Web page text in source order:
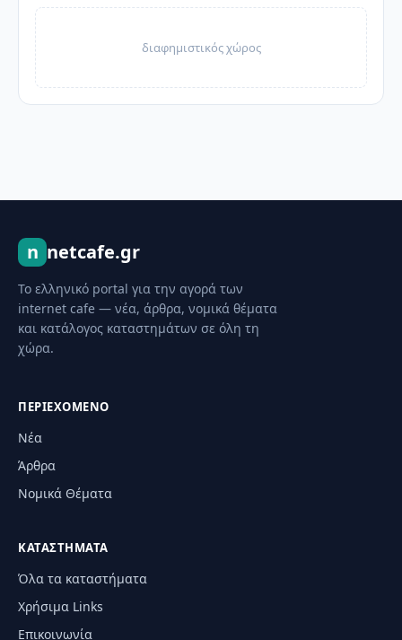
διαφημιστικός χώρος
n netcafe.gr
Το ελληνικό portal για την αγορά των
internet cafe — νέα, άρθρα, νομικά θέματα
και κατάλογος καταστημάτων σε όλη τη
χώρα.
ΠΕΡΙΕΧΌΜΕΝΟ
Νέα
Άρθρα
Νομικά Θέματα
ΚΑΤΑΣΤΉΜΑΤΑ
Όλα τα καταστήματα
Χρήσιμα Links
Επικοινωνία